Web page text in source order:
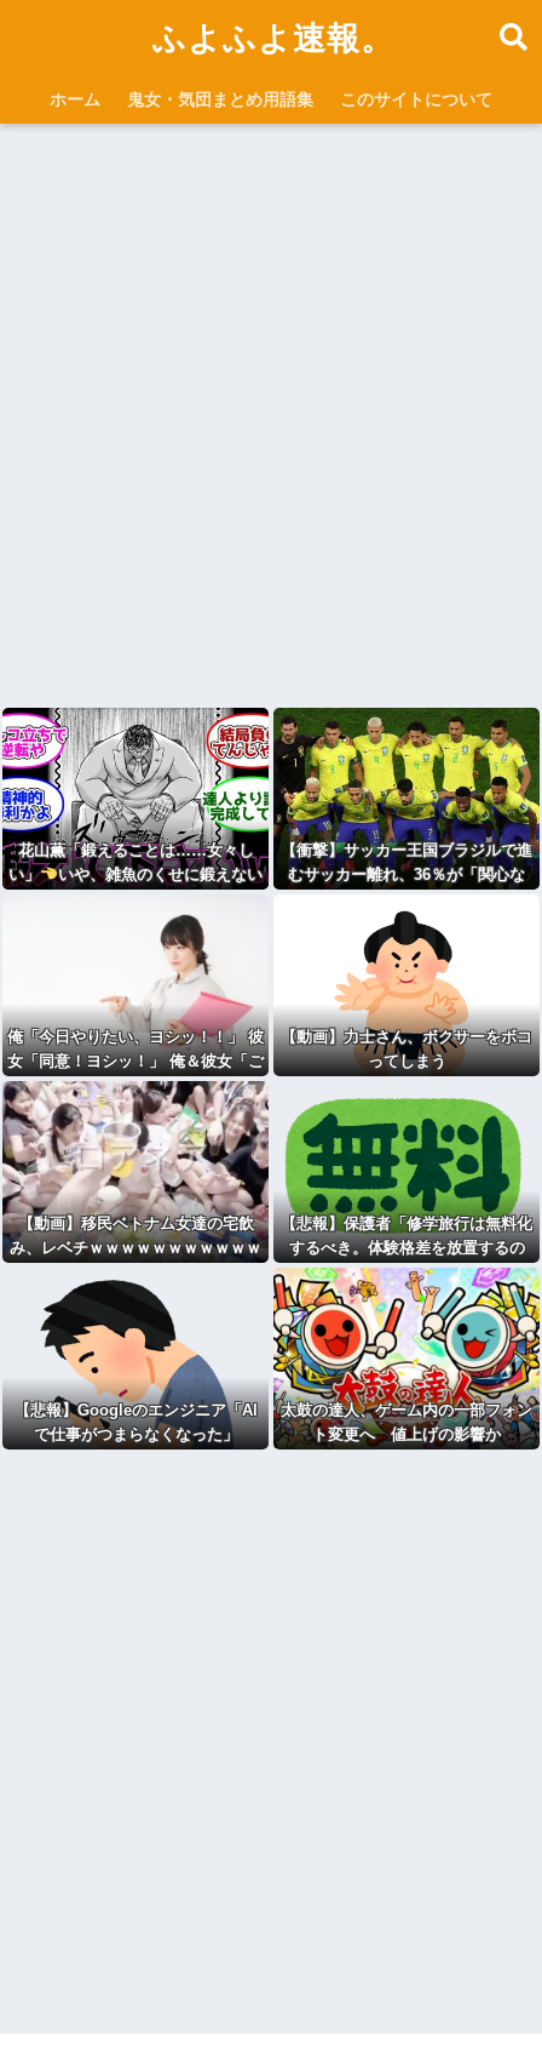
ふよふよ速報。
ホーム 鬼女・気団まとめ用語集 このサイトについて
花山薫「鍛えることは……女々し
い」
いや、雑魚のくせに鍛えない
【衝撃】サッカー王国ブラジルで進
むサッカー離れ、36％が「関心な
俺「今日やりたい、ヨシッ！！」 彼
女「同意！ヨシッ！」 俺＆彼女「ご
安全に！！！」⇒ｗｗ
【動画】力士さん、ボクサーをボコ
ってしまう
【動画】移民ベトナム女達の宅飲
み、レベチｗｗｗｗｗｗｗｗｗｗｗ
【悲報】保護者「修学旅行は無料化
するべき。体験格差を放置するの
か」←これ
【悲報】Googleのエンジニア「AI
で仕事がつまらなくなった」
太鼓の達人、ゲーム内の一部フォン
ト変更へ 値上げの影響か